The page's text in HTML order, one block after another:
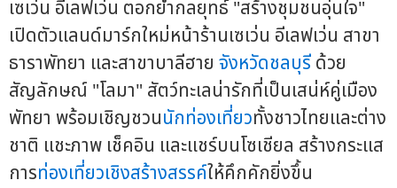
เซเว่น อีเลฟเว่น ตอกย้ำกลยุทธ์ "สร้างชุมชนอุ่นใจ"
เปิดตัวแลนด์มาร์กใหม่หน้าร้านเซเว่น อีเลฟเว่น สาขา
ธาราพัทยา และสาขาบาลีฮาย จังหวัดชลบุรีด้วย
สัญลักษณ์ "โลมา" สัตว์ทะเลน่ารักที่เป็นเสน่ห์คู่เมือง
พัทยา พร้อมเชิญชวนนักท่องเที่ยวทั้งชาวไทยและต่าง
ชาติ แชะภาพ เช็คอิน และแชร์บนโซเชียล สร้างกระแส
การท่องเที่ยวเชิงสร้างสรรค์ให้คึกคักยิ่งขึ้น